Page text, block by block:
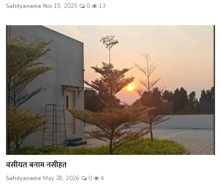
Sahityanama Nov 15, 2025 0 13
वसीयत बनाम नसीहत
Sahityanama May 28, 2026 0 4